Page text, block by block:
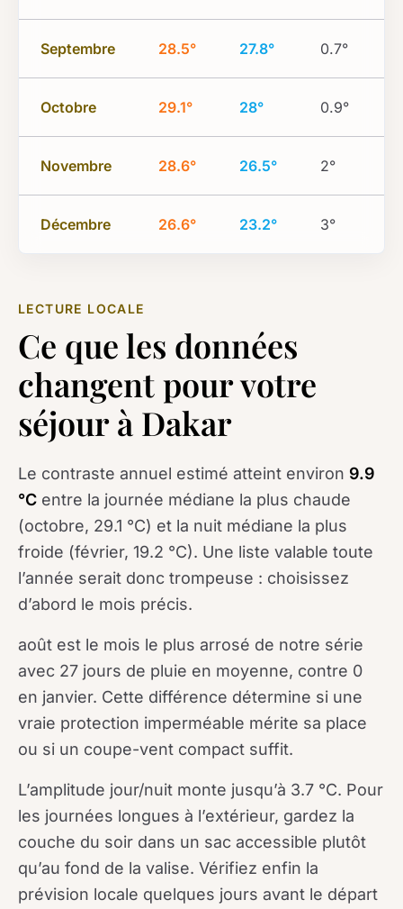
Septembre 28.5° 27.8° 0.7°
Octobre 29.1° 28° 0.9°
Novembre 28.6° 26.5° 2°
Décembre 26.6° 23.2° 3°
LECTURE LOCALE
Ce que les données
changent pour votre
séjour à Dakar
Le contraste annuel estimé atteint environ 9.9
°C entre la journée médiane la plus chaude
(octobre, 29.1 °C) et la nuit médiane la plus
froide (février, 19.2 °C). Une liste valable toute
l’année serait donc trompeuse : choisissez
d’abord le mois précis.
août est le mois le plus arrosé de notre série
avec 27 jours de pluie en moyenne, contre 0
en janvier. Cette différence détermine si une
vraie protection imperméable mérite sa place
ou si un coupe-vent compact suffit.
L’amplitude jour/nuit monte jusqu’à 3.7 °C. Pour
les journées longues à l’extérieur, gardez la
couche du soir dans un sac accessible plutôt
qu’au fond de la valise. Vérifiez enfin la
prévision locale quelques jours avant le départ